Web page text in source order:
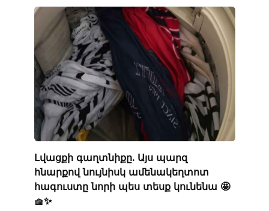
Լվացքի գաղտնիքը. Այս պարզ
հնարքով նույնիսկ ամենակեղտոտ
հագուստը նորի պես տեսք կունենա 🤩
🧺✨